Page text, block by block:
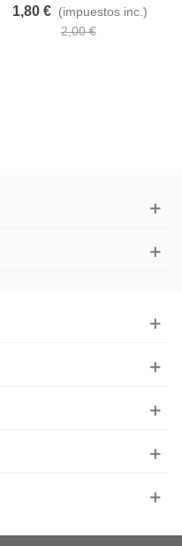
1,80 € (impuestos inc.)
2,00 €